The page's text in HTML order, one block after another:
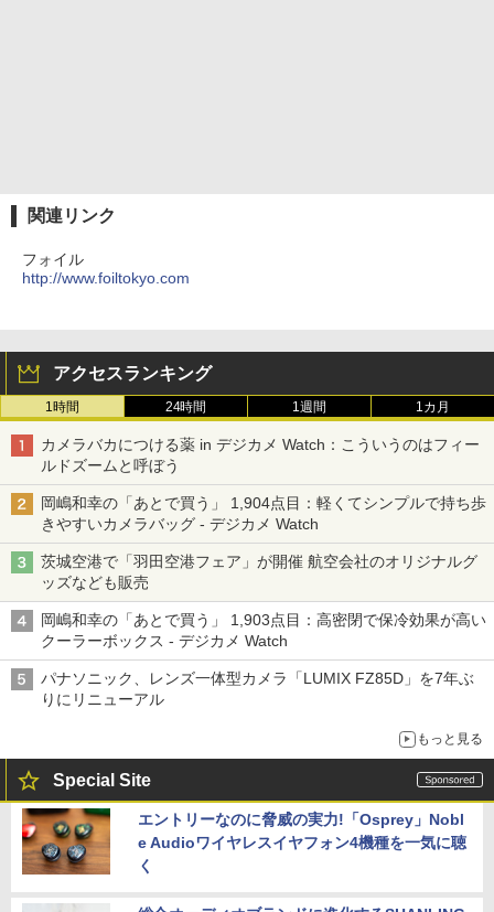
関連リンク
フォイル
http://www.foiltokyo.com
アクセスランキング
1時間 24時間 1週間 1カ月
カメラバカにつける薬 in デジカメ Watch：こういうのはフィー
ルドズームと呼ぼう
岡嶋和幸の「あとで買う」 1,904点目：軽くてシンプルで持ち歩
きやすいカメラバッグ - デジカメ Watch
茨城空港で「羽田空港フェア」が開催 航空会社のオリジナルグ
ッズなども販売
岡嶋和幸の「あとで買う」 1,903点目：高密閉で保冷効果が高い
クーラーボックス - デジカメ Watch
パナソニック、レンズ一体型カメラ「LUMIX FZ85D」を7年ぶ
りにリニューアル
もっと見る
Special Site
エントリーなのに脅威の実力!「Osprey」Nobl
e Audioワイヤレスイヤフォン4機種を一気に聴
く